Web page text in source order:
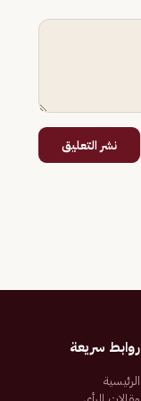
نشر التعليق
روابط سريعة
الرئيسية